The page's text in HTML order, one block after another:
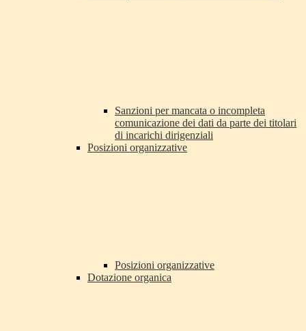
Sanzioni per mancata o incompleta
comunicazione dei dati da parte dei titolari
di incarichi dirigenziali
Posizioni organizzative
Posizioni organizzative
Dotazione organica